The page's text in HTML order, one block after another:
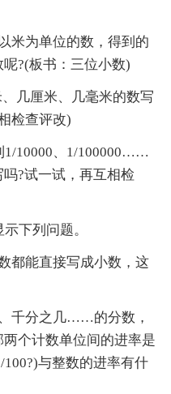
米为单位的数，得到的
?(板书：三位小数)
几厘米、几毫米的数写
检查评改)
1/10000、1/100000……
?试一试，再互相检
下列问题。
都能直接写成小数，这
千分之几……的分数，
个计数单位间的进率是
与整数的进率有什